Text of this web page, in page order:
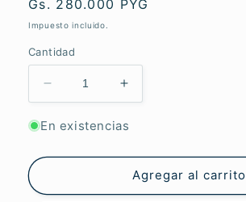
Precio
habitual
Gs. 280.000 PYG
Impuesto incluido.
Cantidad
Reducir
cantidad
para
Magnolia
Aumentar
cantidad
para
Magnolia
Margarita
En existencias
Agregar al carrito